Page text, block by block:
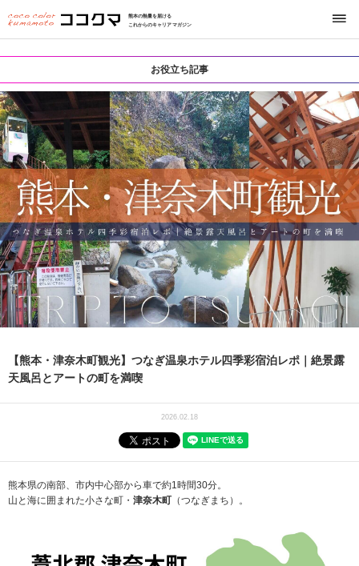
熊本の熱量を届ける
これからのキャリアマガジン
お役立ち記事
【熊本・津奈木町観光】つなぎ温泉ホテル四季彩宿泊レポ｜絶景露
天風呂とアートの町を満喫
2026.02.18
熊本県の南部、市内中心部から車で約1時間30分。
山と海に囲まれた小さな町・ 津奈木町（つなぎまち）。